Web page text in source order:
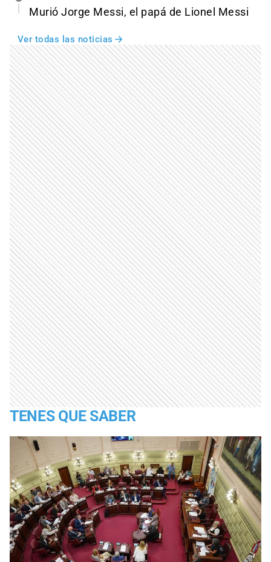
Murió Jorge Messi, el papá de Lionel Messi
Ver todas las noticias
TENES QUE SABER